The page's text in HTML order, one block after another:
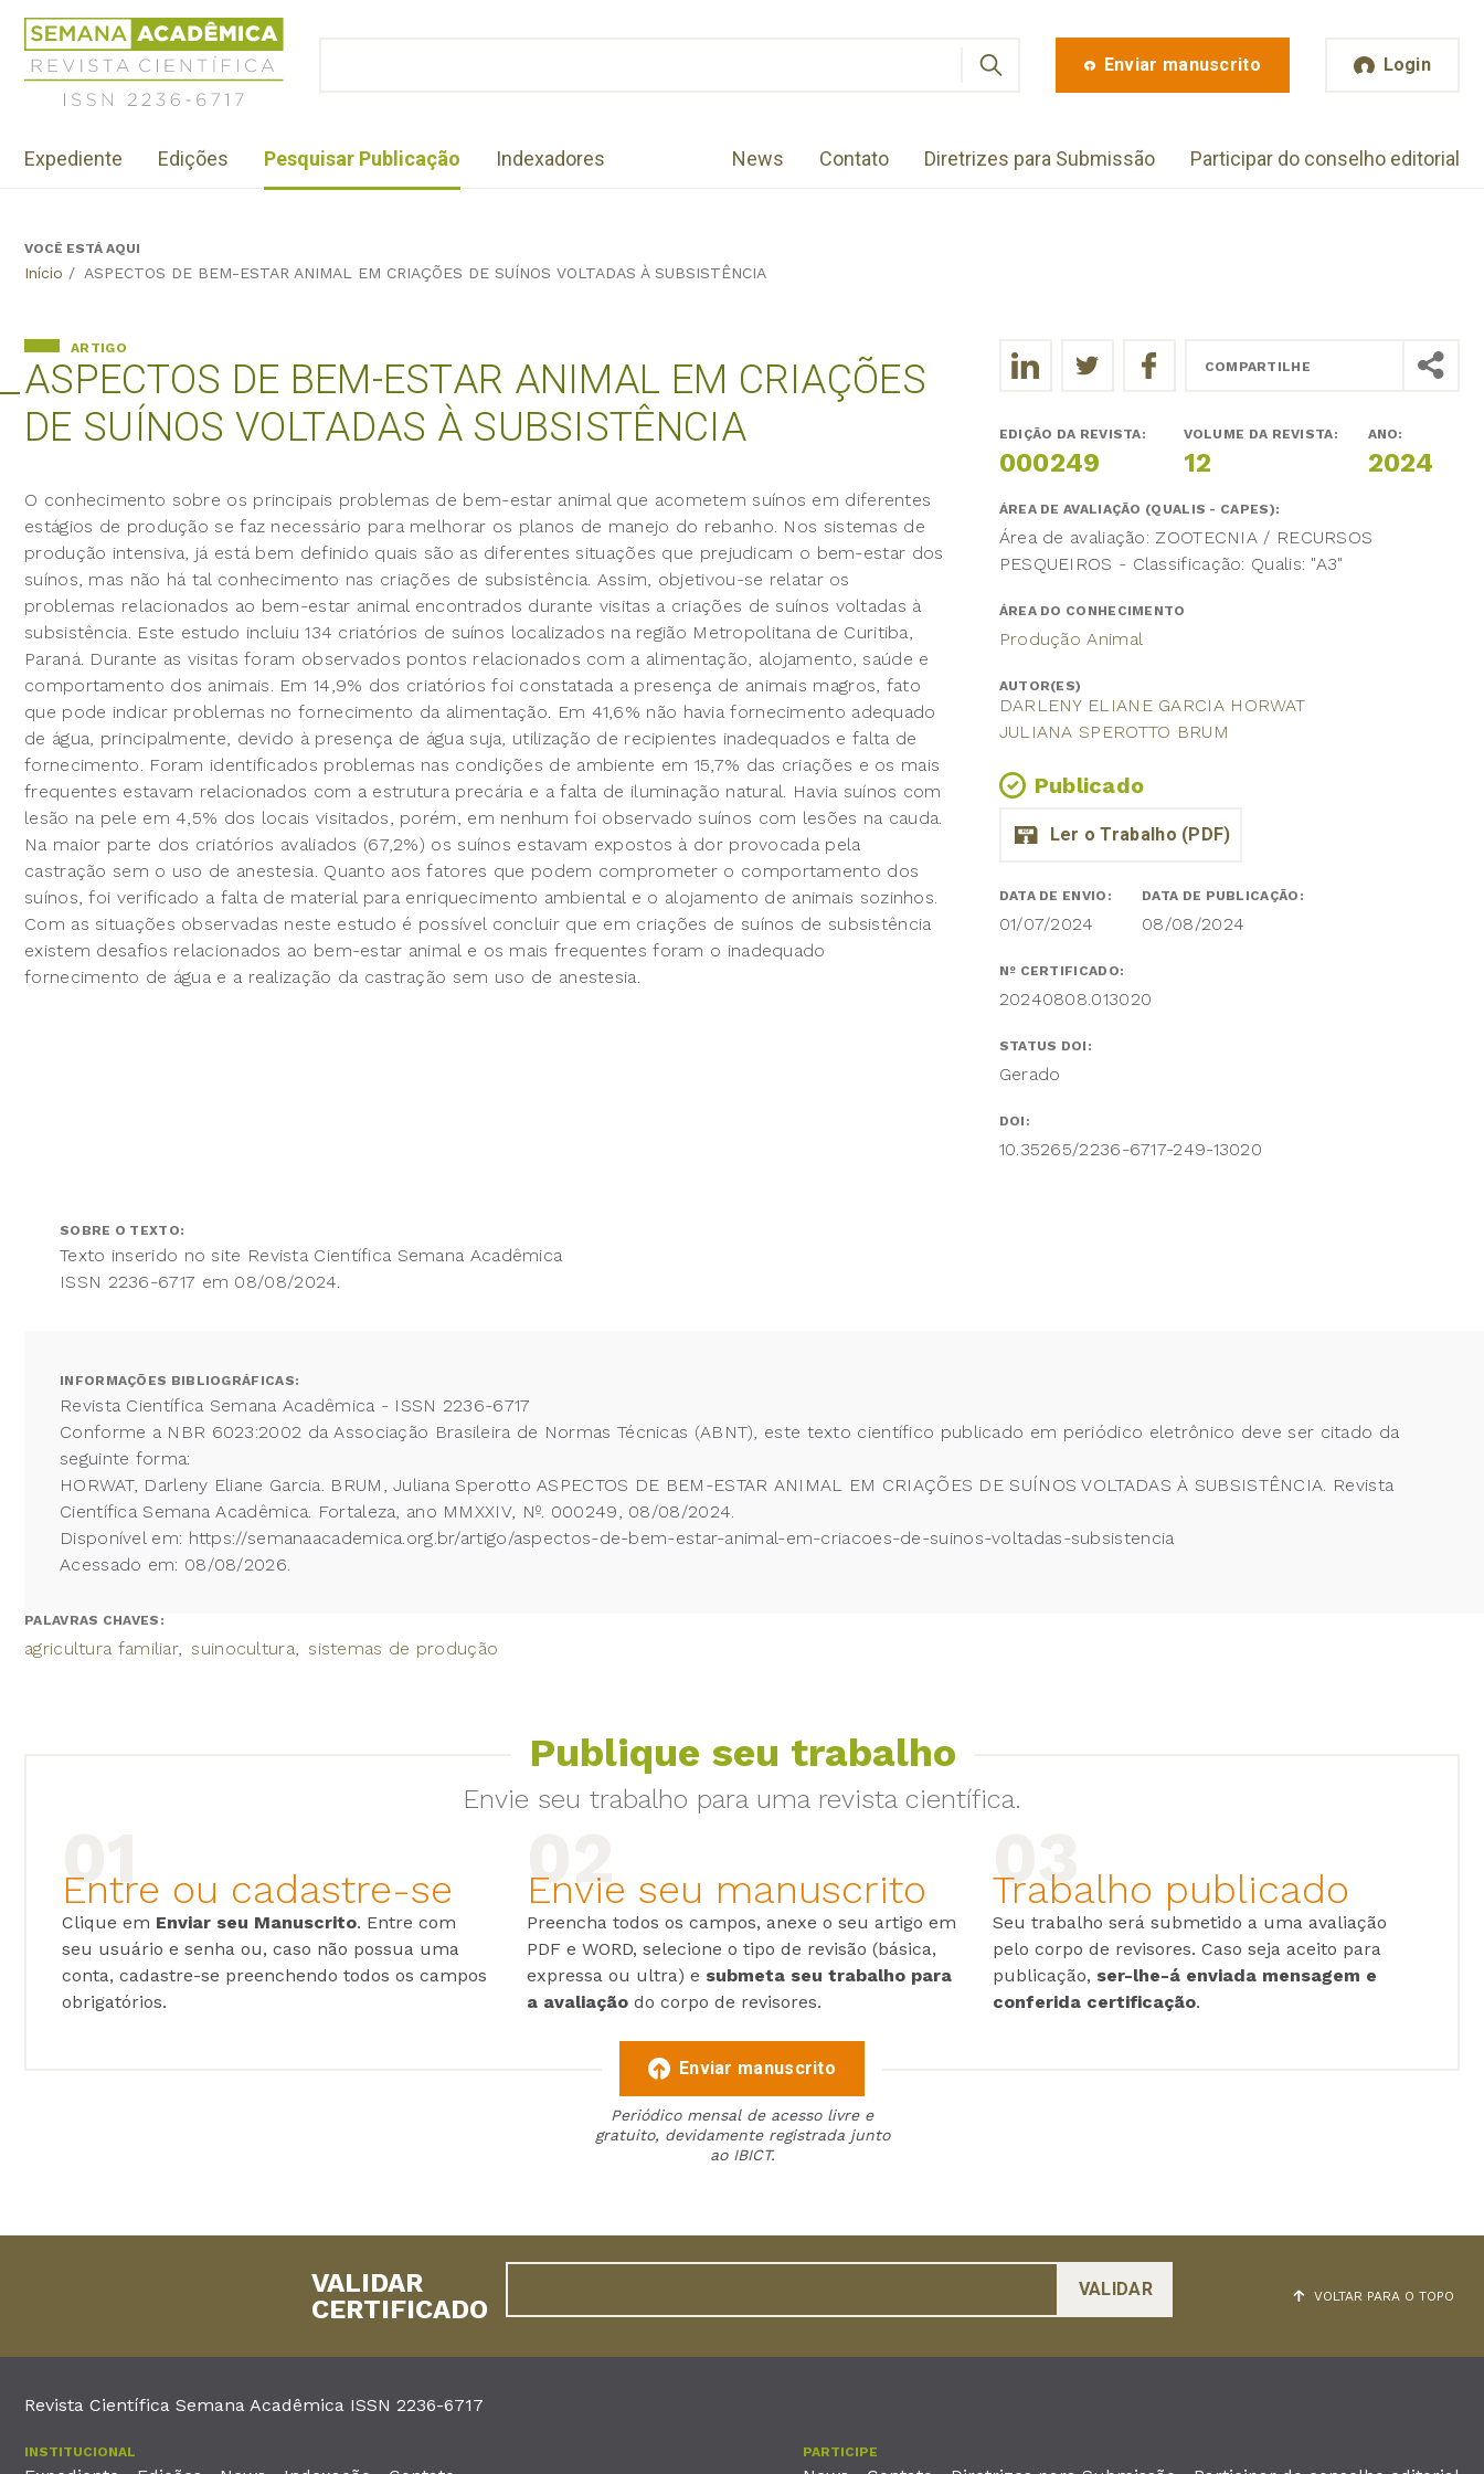
Jump
navigation
Revista
Científica
Semana
Acadêmica
2236-
Enviar manuscrito Login
Menu
institutional
Expediente Edições Pesquisar Publicação Indexadores News Contato Diretrizes para Submissão Participar do conselho editorial
BackVOCÊ ESTÁ AQUI
Início / ASPECTOS DE BEM-ESTAR ANIMAL EM CRIAÇÕES DE SUÍNOS VOLTADAS À SUBSISTÊNCIA
ASPECTOS DE BEM-ESTAR ANIMAL EM CRIAÇÕES
DE SUÍNOS VOLTADAS À SUBSISTÊNCIA
ARTIGO
O conhecimento sobre os principais problemas de bem-estar animal que acometem suínos em diferentes
estágios de produção se faz necessário para melhorar os planos de manejo do rebanho. Nos sistemas de
produção intensiva, já está bem definido quais são as diferentes situações que prejudicam o bem-estar dos
suínos, mas não há tal conhecimento nas criações de subsistência. Assim, objetivou-se relatar os
problemas relacionados ao bem-estar animal encontrados durante visitas a criações de suínos voltadas à
subsistência. Este estudo incluiu 134 criatórios de suínos localizados na região Metropolitana de Curitiba,
Paraná. Durante as visitas foram observados pontos relacionados com a alimentação, alojamento, saúde e
comportamento dos animais. Em 14,9% dos criatórios foi constatada a presença de animais magros, fato
que pode indicar problemas no fornecimento da alimentação. Em 41,6% não havia fornecimento adequado
de água, principalmente, devido à presença de água suja, utilização de recipientes inadequados e falta de
fornecimento. Foram identificados problemas nas condições de ambiente em 15,7% das criações e os mais
frequentes estavam relacionados com a estrutura precária e a falta de iluminação natural. Havia suínos com
lesão na pele em 4,5% dos locais visitados, porém, em nenhum foi observado suínos com lesões na cauda.
Na maior parte dos criatórios avaliados (67,2%) os suínos estavam expostos à dor provocada pela
castração sem o uso de anestesia. Quanto aos fatores que podem comprometer o comportamento dos
suínos, foi verificado a falta de material para enriquecimento ambiental e o alojamento de animais sozinhos.
Com as situações observadas neste estudo é possível concluir que em criações de suínos de subsistência
existem desafios relacionados ao bem-estar animal e os mais frequentes foram o inadequado
fornecimento de água e a realização da castração sem uso de anestesia.
COMPARTILHE
EDIÇÃO DA REVISTA:
000249
VOLUME DA REVISTA:
12
ANO:
2024
ÁREA DE AVALIAÇÃO (QUALIS - CAPES):
Área de avaliação: ZOOTECNIA / RECURSOS
PESQUEIROS - Classificação: Qualis: "A3"
ÁREA DO CONHECIMENTO
Produção Animal
AUTOR(ES)
DARLENY ELIANE GARCIA HORWAT
JULIANA SPEROTTO BRUM
Publicado
DATA DE ENVIO:
01/07/2024
DATA DE PUBLICAÇÃO:
08/08/2024
Nº CERTIFICADO:
20240808.013020
STATUS DOI:
Gerado
DOI:
10.35265/2236-6717-249-13020
SOBRE O TEXTO:
Texto inserido no site Revista Científica Semana Acadêmica
ISSN 2236-6717 em 08/08/2024.
INFORMAÇÕES BIBLIOGRÁFICAS:
Revista Científica Semana Acadêmica - ISSN 2236-6717
Conforme a NBR 6023:2002 da Associação Brasileira de Normas Técnicas (ABNT), este texto científico publicado em periódico eletrônico deve ser citado da
seguinte forma:
HORWAT, Darleny Eliane Garcia. BRUM, Juliana Sperotto ASPECTOS DE BEM-ESTAR ANIMAL EM CRIAÇÕES DE SUÍNOS VOLTADAS À SUBSISTÊNCIA. Revista
Científica Semana Acadêmica. Fortaleza, ano MMXXIV, Nº. 000249, 08/08/2024.
Disponível em: https://semanaacademica.org.br/artigo/aspectos-de-bem-estar-animal-em-criacoes-de-suinos-voltadas-subsistencia
Acessado em: 08/08/2026.
PALAVRAS CHAVES:
agricultura familiar suinocultura sistemas de produção
Publique seu trabalho
Envie seu trabalho para uma revista científica.
Entre ou cadastre-se
Clique em Enviar seu Manuscrito. Entre com
seu usuário e senha ou, caso não possua uma
conta, cadastre-se preenchendo todos os campos
obrigatórios.
Envie seu manuscrito
Preencha todos os campos, anexe o seu artigo em
PDF e WORD, selecione o tipo de revisão (básica,
expressa ou ultra) e submeta seu trabalho para
a avaliação do corpo de revisores.
Trabalho publicado
Seu trabalho será submetido a uma avaliação
pelo corpo de revisores. Caso seja aceito para
publicação, ser-lhe-á enviada mensagem e
conferida certificação.
Enviar manuscrito
Periódico mensal de acesso livre e
gratuito, devidamente registrada junto
ao IBICT.
VOLTAR PARA O TOPO
VALIDAR
CERTIFICADO
Revista Científica Semana Acadêmica ISSN 2236-6717
INSTITUCIONAL PARTICIPE